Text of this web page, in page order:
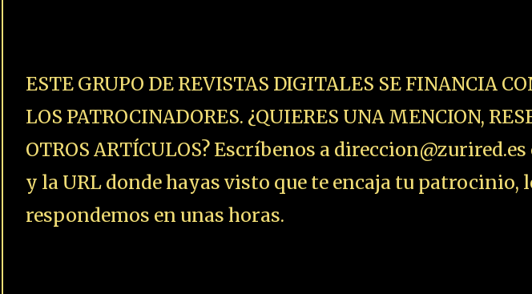
ESTE GRUPO DE REVISTAS DIGITALES SE FINANCIA
LOS PATROCINADORES. ¿QUIERES UNA MENCION,
OTROS ARTÍCULOS? Escríbenos a
y la URL donde hayas visto que te encaja tu patrocinio,
respondemos en unas horas.